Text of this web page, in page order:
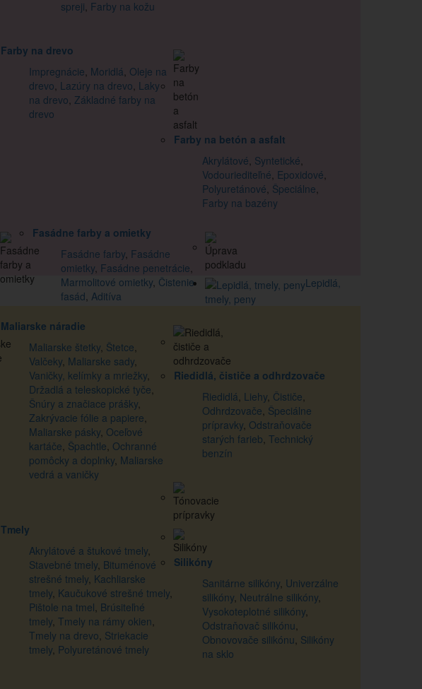
spreji, Farby na kožu
Farby na drevo
Impregnácie, Moridlá, Oleje na
drevo, Lazúry na drevo, Laky
na drevo, Základné farby na
drevo
Farby na betón a asfalt
Akrylátové, Syntetické,
Vodouriediteľné, Epoxidové,
Polyuretánové, Špeciálne,
Farby na bazény
Fasádne farby a omietky
Fasádne farby, Fasádne
omietky, Fasádne penetrácie,
Marmolitové omietky, Čistenie
fasád, Aditíva
Maliarske náradie
Maliarske štetky, Štetce,
Valčeky, Maliarske sady,
Vaničky, kelímky a mriežky,
Držadlá a teleskopické tyče,
Šnúry a značiace prášky,
Zakrývacie fólie a papiere,
Maliarske pásky, Oceľové
kartáče, Špachtle, Ochranné
pomôcky a doplnky, Maliarske
vedrá a vaničky
Riedidlá, čističe a odhrdzovače
Riedidlá, Liehy, Čističe,
Odhrdzovače, Špeciálne
prípravky, Odstraňovače
starých farieb, Technický
benzín
Lepidlá,
tmely, peny
Tmely
Akrylátové a štukové tmely,
Stavebné tmely, Bituménové
strešné tmely, Kachliarske
tmely, Kaučukové strešné tmely,
Pištole na tmel, Brúsiteľné
tmely, Tmely na rámy okien,
Tmely na drevo, Striekacie
tmely, Polyuretánové tmely
Silikóny
Sanitárne silikóny, Univerzálne
silikóny, Neutrálne silikóny,
Vysokoteplotné silikóny,
Odstraňovač silikónu,
Obnovovače silikónu, Silikóny
na sklo